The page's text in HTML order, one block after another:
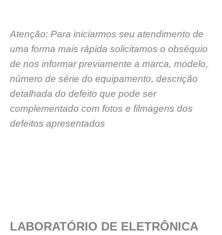
Atenção: Para iniciarmos seu atendimento de
uma forma mais rápida solicitamos o obséquio
de nos informar previamente a marca, modelo,
número de série do equipamento, descrição
detalhada do defeito que pode ser
complementado com fotos e filmagens dos
defeitos apresentados
LABORATÓRIO DE ELETRÔNICA